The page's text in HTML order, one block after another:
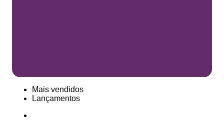
Mais vendidos
Lançamentos